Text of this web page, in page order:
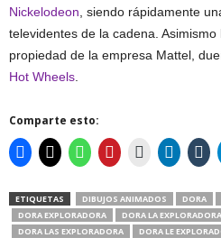
Nickelodeon , siendo rápidamente
televidentes de la cadena.
propiedad de la empresa Mattel,
Hot Wheels
Comparte esto:
ETIQUETAS DIBUJOS ANIMADOS DORA
DORA EXPLORADORA
DORA LA
DORA LAS EXPLORADORA
DORA LE